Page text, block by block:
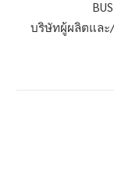
บริษัทผู้ผลิตและ